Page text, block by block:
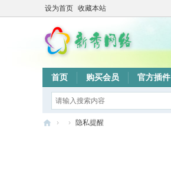
设为首页 收藏本站
首页 购买会员 官方插件
› › 隐私提醒